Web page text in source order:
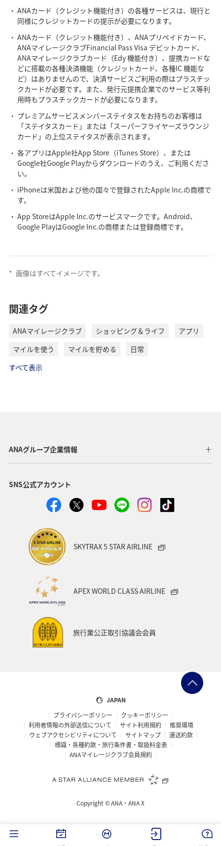
ANAカード（クレジット機能付き）の各種サービスは、現⾏と
同様にクレジットカードの提⽰が必要になります。
ANAカード（クレジット機能付き）、ANAプリペイドカード、
ANAマイレージクラブFinancial Pass Visa デビットカード、
ANAマイレージクラブカード（Edy 機能付き）、提携カードな
どに搭載の各種決済機能（クレジットカード、各種IC 機能な
ど）はありませんので、決済サービスご利⽤の際はプラスチッ
クカードが必要です。また、発⾏元提携企業でのサービス等利
⽤時もプラスチックカードが必要になります。
プレミアムサービスメンバーステイタスをお持ちのお客様は
「ステイタスカード」または「スーパーフライヤーズラウンジ
カード」の上位ステイタスが表示されます。
各アプリはApple社App Store（iTunes Store）、または
Google社Google Playからダウンロードのうえ、ご利用くださ
い。
iPhoneは米国および他の国々で登録されたApple Inc.の商標で
す。
App StoreはApple Inc.のサービスマークです。Android、
Google PlayはGoogle Inc.の商標または登録商標です。
* 画像はすべてイメージです。
関連タグ
ANAマイレージクラブ ショッピング＆ライフ
アプリ
マイルを使う
マイルを貯める
日常
すべて表示
ANAグループ企業情報
SNS公式アカウント
SKYTRAX 5 STAR AIRLINE
APEX WORLD CLASS AIRLINE
旅行業公正取引協議会会員
JAPAN
プライバシーポリシー
クッキーポリシー
利用者情報の外部送信について
サイト利用規約
推奨環境
ウェブアクセシビリティについて
サイトマップ
運送約款
標識・各種約款・旅行条件書・取扱料金表
ANAマイレージクラブ会員規約
Copyright ©ANA・ANA X